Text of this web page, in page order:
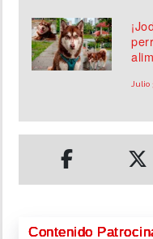
Julio
Contenido